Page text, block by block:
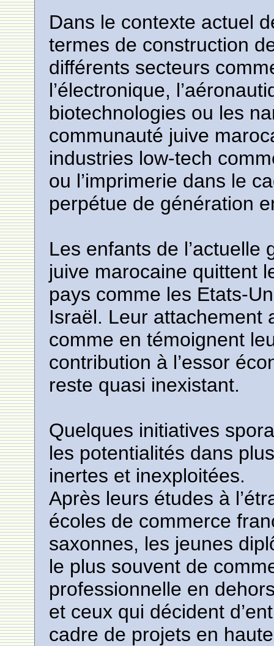
Dans le contexte actuel
termes de construction
différents secteurs
l’électronique,
biotechnologies ou les
communauté juive
industries low-tech
ou l’imprimerie dans le
perpétue de génération
Les enfants de
juive marocaine quittent
pays comme les Etats-
Israël. Leur attachement
comme en témoignent
contribution à l’essor
reste quasi inexistant.
Quelques initiatives
les potentialités dans
inertes et inexploitées.
Après leurs études à
écoles de commerce
saxonnes, les jeunes
le plus souvent de
professionnelle en
et ceux qui décident
cadre de projets en